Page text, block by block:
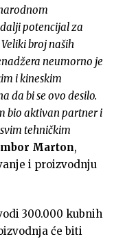
potencijal za
broj naših
neumorno je
i kineskim
da bi se ovo desilo.
bio aktivan partner i
tehničkim
Marton,
i proizvodnju
300.000 kubnih
će biti